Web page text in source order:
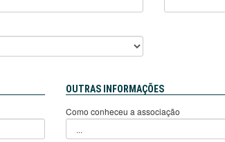
OUTRAS INFORMAÇÕES
Como conheceu a associação